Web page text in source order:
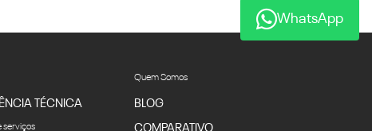
TÉCNICA
serviços
Quem Somos
BLOG
COMPARATIVO
WhatsApp